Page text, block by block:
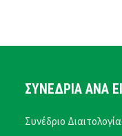
ΣΥΝΕΔΡΙΑ ΑΝΑ
Συνέδριο